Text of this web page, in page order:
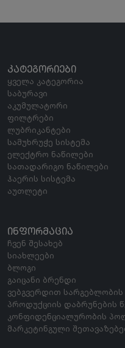
ᲙᲐᲢᲔᲒᲝᲠᲘᲔᲑᲘ
ყველა კატეგორია
საბურავი
აკუმულატორი
ფილტრები
ლუბრიკანტები
სამუხრუჭე სისტემა
ელექტრო ნაწილები
სათადარიგო ნაწილები
ჰაერის სისტემა
აუთლეტი
ᲘᲜᲤᲝᲠᲛᲐᲪᲘᲐ
ჩვენ შესახებ
სიახლეები
ბლოგი
გაიცანი ბრენდი
ვებგვერდით სარგებლობის
პროდუქციის დაბრუნების
კონფიდენციალურობის
მარკეტინგული